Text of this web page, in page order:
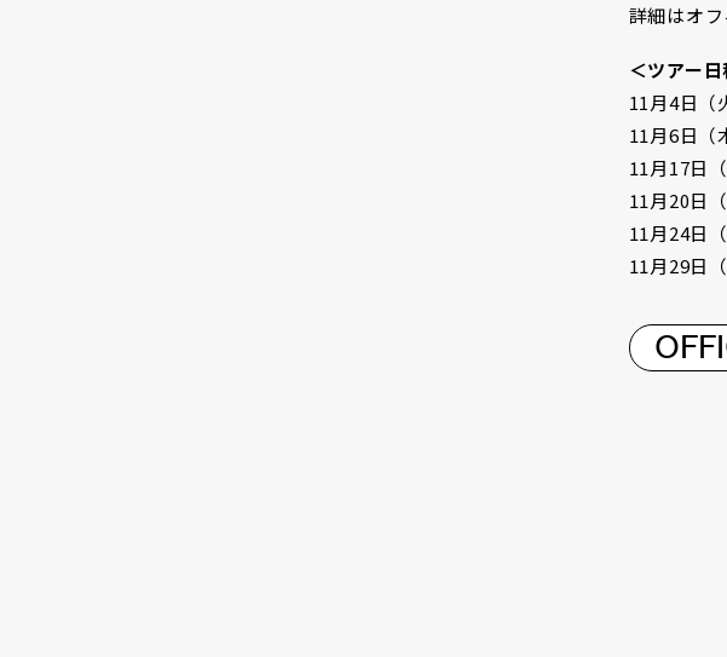
詳細はオ
＜ツアー日
11月4日（
11月6日（
11月17日
11月20日
11月24日
11月29日